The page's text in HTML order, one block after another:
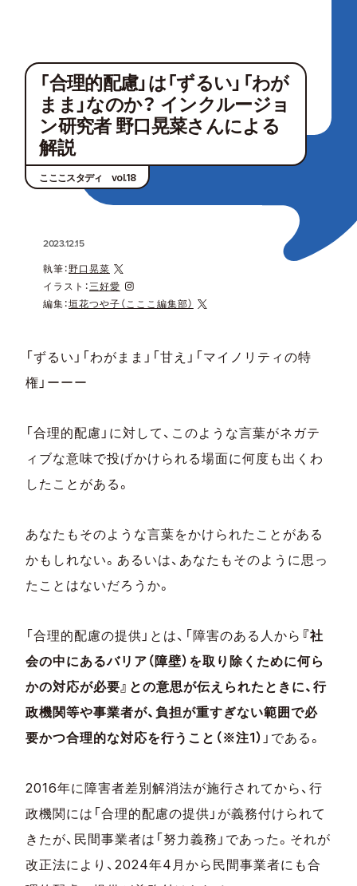
「合理的配慮」は「ずるい」「わが
まま」なのか？ インクルージョ
ン研究者 野口晃菜さんによる
解説
こここスタディ vol.18
2023.12.15
執筆：野口晃菜
イラスト：三好愛
編集：垣花つや子（こここ編集部）
「ずるい」「わがまま」「甘え」「マイノリティの特
権」ーーー
「合理的配慮」に対して、このような言葉がネガテ
ィブな意味で投げかけられる場面に何度も出くわ
したことがある。
あなたもそのような言葉をかけられたことがある
かもしれない。あるいは、あなたもそのように思っ
たことはないだろうか。
「合理的配慮の提供」とは、「障害のある人から 『社
会の中にあるバリア（障壁）を取り除くために何ら
かの対応が必要』との意思が伝えられたときに、行
政機関等や事業者が、負担が重すぎない範囲で必
要かつ合理的な対応を行うこと（※注1） 」である。
2016年に障害者差別解消法が施行されてから、行
政機関には「合理的配慮の提供」が義務付けられて
きたが、民間事業者は「努力義務」であった。それが
改正法により、2024年4月から民間事業者にも合